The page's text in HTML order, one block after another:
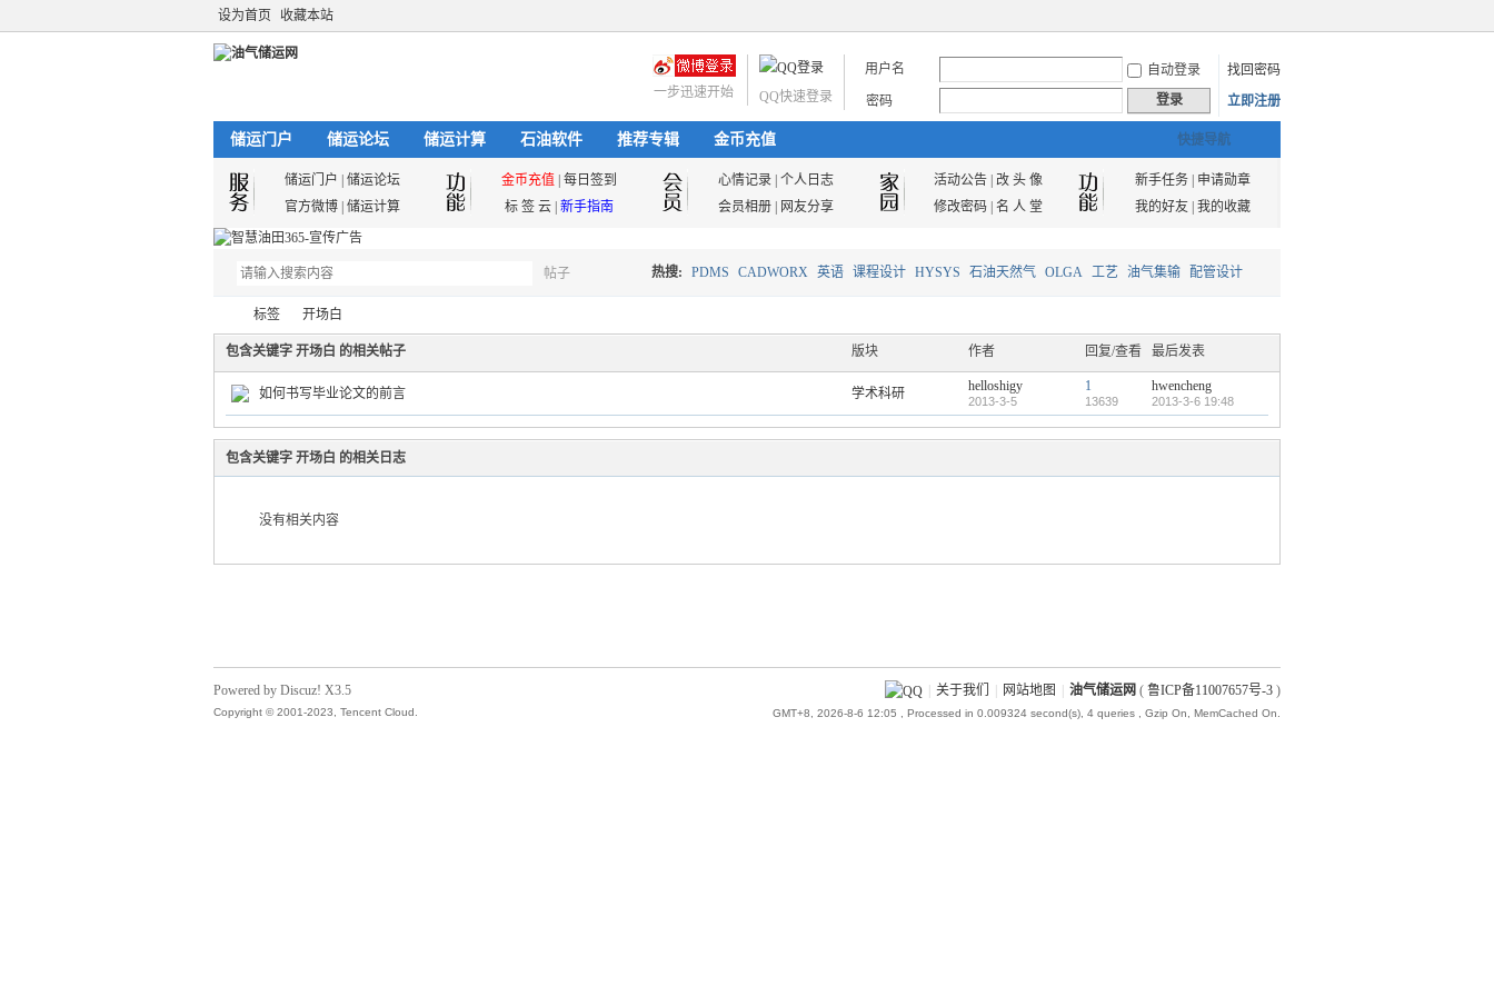
设为首页 收藏本站
用户名 自动登录
找回密码
密码
登录 立即注册
QQ快速登录
一步迅速开始
快捷导航
储运门户 储运论坛 储运计算 石油软件 推荐专辑 金币充值
储运门户 储运论坛 金币充值 每日签到 心情记录 个人日志 活动公告| 改 头 像 新手任务|
申请勋章
官方微博 储运计算 标 签 云 新手指南 会员相册 网友分享 修改密码| 名 人 堂 我的好友| 我的收藏
帖子 热搜: PDMS CADWORX 英语 课程设计 HYSYS 石油天然气 OLGA 工艺 油气集输 配管设计
标签 开场白
包含关键字 开场白 的相关帖子 版块 作者 回复/查看 最后发表
如何书写毕业论文的前言 学术科研 helloshigy
2013-3-5
1
13639
hwencheng
2013-3-6 19:48
包含关键字 开场白 的相关日志
没有相关内容
关于我们 网站地图 油气储运网 ( 鲁ICP备11007657号-3 )
GMT+8, 2026-8-6 12:05 , Processed in 0.009324 second(s), 4 queries , Gzip On, MemCached On.
Powered by Discuz! X3.5
Copyright © 2001-2023, Tencent Cloud.